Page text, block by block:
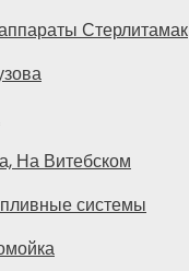
Стерлитамак
На Витебском
системы